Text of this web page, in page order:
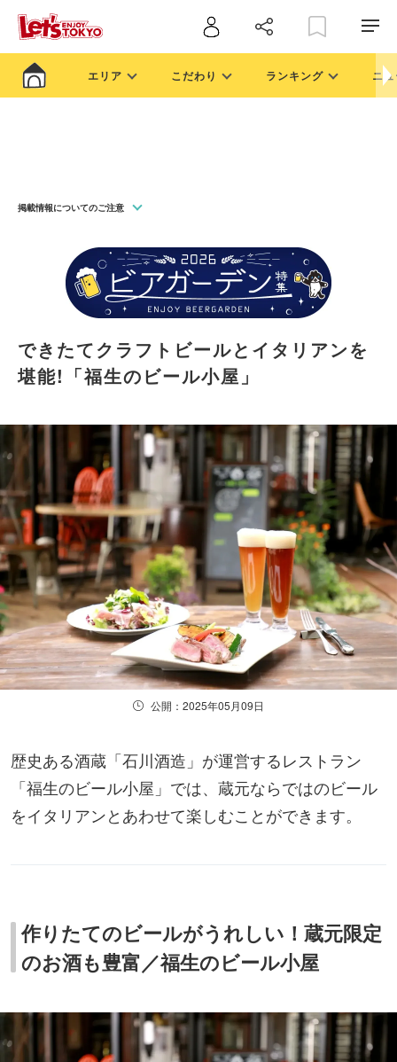
エリア こだわり ランキング ニ
掲載情報についてのご注意
できたてクラフトビールとイタリアンを
堪能!「福生のビール小屋」
公開：2025年05月09日
歴史ある酒蔵「石川酒造」が運営するレストラン
「福生のビール小屋」では、蔵元ならではのビール
をイタリアンとあわせて楽しむことができます。
作りたてのビールがうれしい！蔵元限定
のお酒も豊富／福生のビール小屋